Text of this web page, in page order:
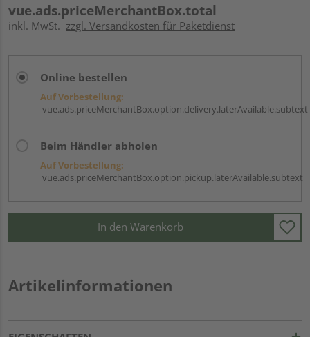
vue.ads.priceMerchantBox.total
inkl. MwSt. zzgl. Versandkosten für Paketdienst
Online bestellen
Auf Vorbestellung:
vue.ads.priceMerchantBox.option.delivery.laterAvailable.subtext
Beim Händler abholen
Auf Vorbestellung:
vue.ads.priceMerchantBox.option.pickup.laterAvailable.subtext
In den Warenkorb
Artikelinformationen